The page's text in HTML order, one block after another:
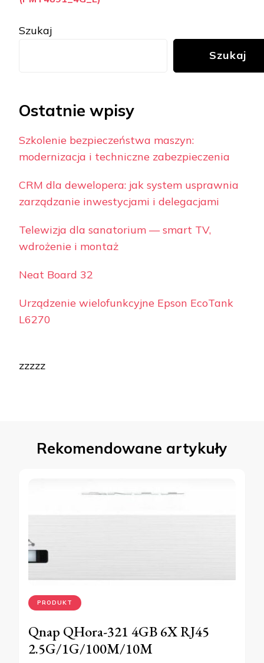
Szukaj
Szukaj
Ostatnie wpisy
Szkolenie bezpieczeństwa maszyn:
modernizacja i techniczne zabezpieczenia
CRM dla dewelopera: jak system usprawnia
zarządzanie inwestycjami i delegacjami
Telewizja dla sanatorium — smart TV,
wdrożenie i montaż
Neat Board 32
Urządzenie wielofunkcyjne Epson EcoTank
L6270
zzzzz
Rekomendowane artykuły
PRODUKT
Qnap QHora-321 4GB 6X RJ45
2.5G/1G/100M/10M